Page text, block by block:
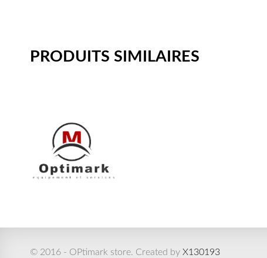
PRODUITS SIMILAIRES
© 2016 - OPtimark store. Created by X130193